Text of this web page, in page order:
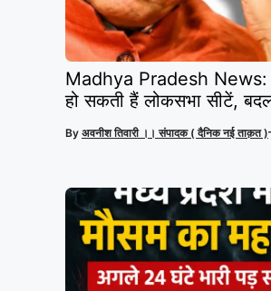
Madhya Pradesh
हो सकती हैं लोकसभा सीटें,
By अवनीश तिवारी ।। संपादक ( दैनिक नई ताक़त )